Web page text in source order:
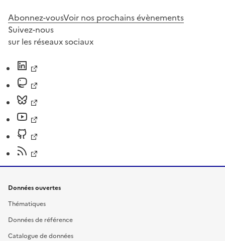
Abonnez-vousVoir nos prochains évènements
Suivez-nous
sur les réseaux sociaux
Données ouvertes
Thématiques
Données de référence
Catalogue de données